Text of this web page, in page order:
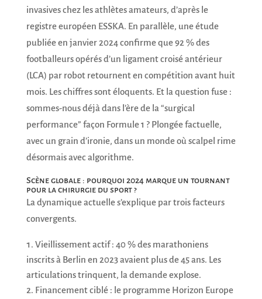
invasives chez les athlètes amateurs, d’après le
registre européen ESSKA. En parallèle, une étude
publiée en janvier 2024 confirme que 92 % des
footballeurs opérés d’un ligament croisé antérieur
(LCA) par robot retournent en compétition avant huit
mois. Les chiffres sont éloquents. Et la question fuse :
sommes-nous déjà dans l’ère de la “surgical
performance” façon Formule 1 ? Plongée factuelle,
avec un grain d’ironie, dans un monde où scalpel rime
désormais avec algorithme.
Scène globale : pourquoi 2024 marque un tournant
pour la chirurgie du sport ?
La dynamique actuelle s’explique par trois facteurs
convergents.
Vieillissement actif : 40 % des marathoniens
inscrits à Berlin en 2023 avaient plus de 45 ans. Les
articulations trinquent, la demande explose.
Financement ciblé : le programme Horizon Europe